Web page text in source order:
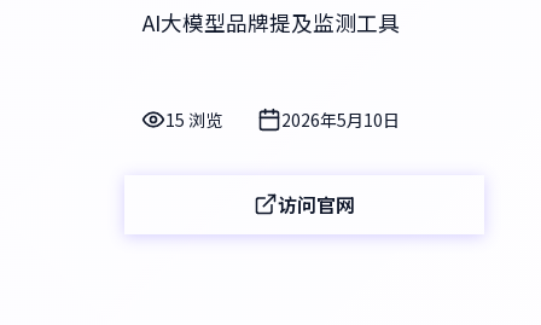
AI大模型品牌提及监测工具
15 浏览 2026年5月10日
访问官网